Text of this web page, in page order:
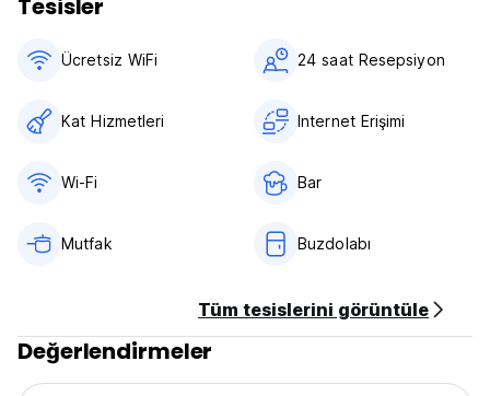
Tesisler
Ücretsiz WiFi 24 saat Resepsiyon
Kat Hizmetleri Internet Erişimi
Wi-Fi Bar
Mutfak Buzdolabı
Tüm tesislerini görüntüle
Değerlendirmeler